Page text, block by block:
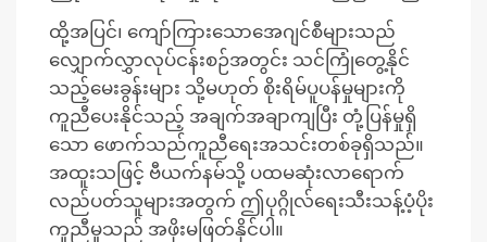
ထို့အပြင်၊ ကျော်ကြားသောအေဂျင်စီများသည်
လျှောက်လွှာလုပ်ငန်းစဉ်အတွင်း သင်ကြုံတွေ့နိုင်
သည့်မေးခွန်းများ သို့မဟုတ် စိုးရိမ်ပူပန်မှုများကို
ကူညီပေးနိုင်သည့် အချက်အချာကျပြီး တုံ့ပြန်မှုရှိ
သော ဖောက်သည်ကူညီရေးအသင်းတစ်ခုရှိသည်။
အထူးသဖြင့် ဗီယက်နမ်သို့ ပထမဆုံးလာရောက်
လည်ပတ်သူများအတွက် ဤပုဂ္ဂိုလ်ရေးသီးသန့်ပံ့ပိုး
ကူညီမှုသည် အဖိုးမဖြတ်နိုင်ပါ။